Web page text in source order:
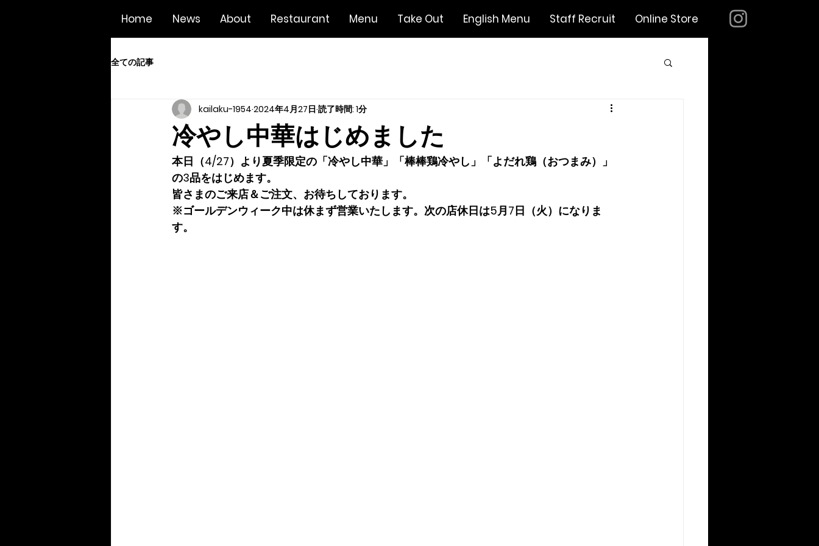
Home News About Restaurant Menu Take Out English Menu Staff Recruit Online Store
全ての記事
冷やし中華はじめました
kailaku-1954 2024年4月27日 読了時間: 1分
本日（4/27）より夏季限定の「冷やし中華」「棒棒鶏冷やし」「よだれ鶏（おつまみ）」
の3品をはじめます。
皆さまのご来店＆ご注文、お待ちしております。
※ゴールデンウィーク中は休まず営業いたします。次の店休日は5月7日（火）になりま
す。